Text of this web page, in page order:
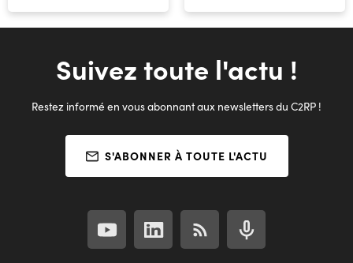
Suivez toute l'actu !
Restez informé en vous abonnant aux newsletters du C2RP !
S'ABONNER À TOUTE L'ACTU